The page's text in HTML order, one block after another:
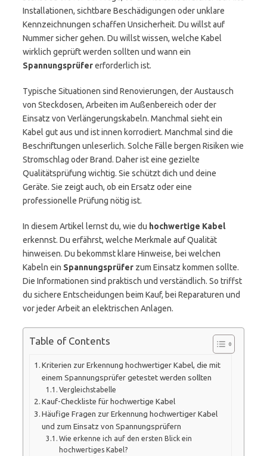
Installationen, sichtbare Beschädigungen oder unklare
Kennzeichnungen schaffen Unsicherheit. Du willst auf
Nummer sicher gehen. Du willst wissen, welche Kabel
wirklich geprüft werden sollten und wann ein
Spannungsprüfererforderlich ist.
Typische Situationen sind Renovierungen, der Austausch
von Steckdosen, Arbeiten im Außenbereich oder der
Einsatz von Verlängerungskabeln. Manchmal sieht ein
Kabel gut aus und ist innen korrodiert. Manchmal sind die
Beschriftungen unleserlich. Solche Fälle bergen Risiken wie
Stromschlag oder Brand. Daher ist eine gezielte
Qualitätsprüfung wichtig. Sie schützt dich und deine
Geräte. Sie zeigt auch, ob ein Ersatz oder eine
professionelle Prüfung nötig ist.
In diesem Artikel lernst du, wie du hochwertige Kabel
erkennst. Du erfährst, welche Merkmale auf Qualität
hinweisen. Du bekommst klare Hinweise, bei welchen
Kabeln ein Spannungsprüfer zum Einsatz kommen sollte.
Die Informationen sind praktisch und verständlich. So triffst
du sichere Entscheidungen beim Kauf, bei Reparaturen und
vor jeder Arbeit an elektrischen Anlagen.
Table of Contents
Kriterien zur Erkennung hochwertiger Kabel, die mit
einem Spannungsprüfer getestet werden sollten
Vergleichstabelle
Kauf-Checkliste für hochwertige Kabel
Häufige Fragen zur Erkennung hochwertiger Kabel
und zum Einsatz von Spannungsprüfern
Wie erkenne ich auf den ersten Blick ein
hochwertiges Kabel?